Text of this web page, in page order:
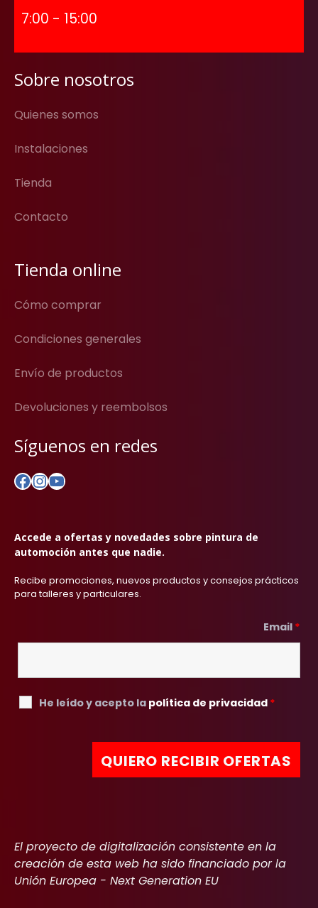
7:00 - 15:00
Sobre nosotros
Quienes somos
Instalaciones
Tienda
Contacto
Tienda online
Cómo comprar
Condiciones generales
Envío de productos
Devoluciones y reembolsos
Síguenos en redes
Facebook
Instagram
YouTube
Accede a ofertas y novedades sobre pintura de
automoción antes que nadie.
Recibe promociones, nuevos productos y consejos prácticos
para talleres y particulares.
Email *
He leído y acepto la política de privacidad *
El proyecto de digitalización consistente en la
creación de esta web ha sido financiado por la
Unión Europea - Next Generation EU